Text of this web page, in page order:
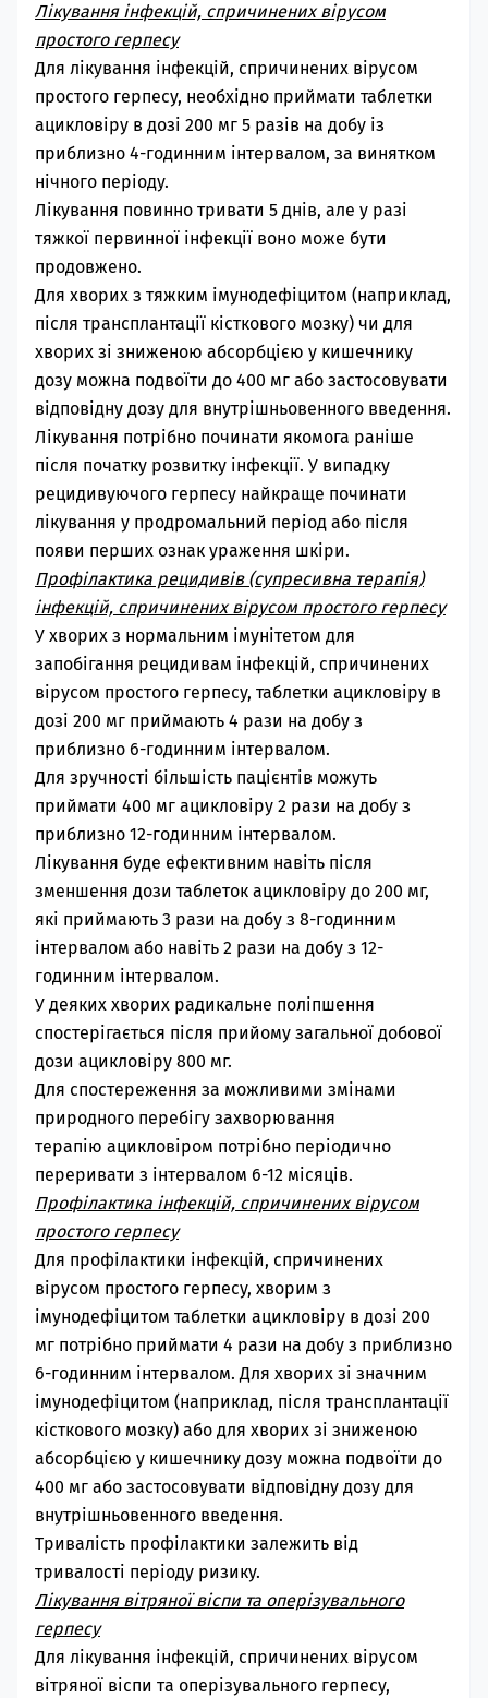
Лікування інфекцій, спричинених вірусом
простого герпесу
Для лікування інфекцій, спричинених вірусом
простого герпесу, необхідно приймати таблетки
ацикловіру в дозі 200 мг 5 разів на добу із
приблизно 4-годинним інтервалом, за винятком
нічного періоду.
Лікування повинно тривати 5 днів, але у разі
тяжкої первинної інфекції воно може бути
продовжено.
Для хворих з тяжким імунодефіцитом (наприклад,
після трансплантації кісткового мозку) чи для
хворих зі зниженою абсорбцією у кишечнику
дозу можна подвоїти до 400 мг або застосовувати
відповідну дозу для внутрішньовенного введення.
Лікування потрібно починати якомога раніше
після початку розвитку інфекції. У випадку
рецидивуючого герпесу найкраще починати
лікування у продромальний період або після
появи перших ознак ураження шкіри.
Профілактика рецидивів (супресивна терапія)
інфекцій, спричинених вірусом простого герпесу
У хворих з нормальним імунітетом для
запобігання рецидивам інфекцій, спричинених
вірусом простого герпесу, таблетки ацикловіру в
дозі 200 мг приймають 4 рази на добу з
приблизно 6-годинним інтервалом.
Для зручності більшість пацієнтів можуть
приймати 400 мг ацикловіру 2 рази на добу з
приблизно 12-годинним інтервалом.
Лікування буде ефективним навіть після
зменшення дози таблеток ацикловіру до 200 мг,
які приймають 3 рази на добу з 8-годинним
інтервалом або навіть 2 рази на добу з 12-
годинним інтервалом.
У деяких хворих радикальне поліпшення
спостерігається після прийому загальної добової
дози ацикловіру 800 мг.
Для спостереження за можливими змінами
природного перебігу захворювання
терапію ацикловіром потрібно періодично
переривати з інтервалом 6-12 місяців.
Профілактика інфекцій, спричинених вірусом
простого герпесу
Для профілактики інфекцій, спричинених
вірусом простого герпесу, хворим з
імунодефіцитом таблетки ацикловіру в дозі 200
мг потрібно приймати 4 рази на добу з приблизно
6-годинним інтервалом. Для хворих зі значним
імунодефіцитом (наприклад, після трансплантації
кісткового мозку) або для хворих зі зниженою
абсорбцією у кишечнику дозу можна подвоїти до
400 мг або застосовувати відповідну дозу для
внутрішньовенного введення.
Тривалість профілактики залежить від
тривалості періоду ризику.
Лікування вітряної віспи та оперізувального
герпесу
Для лікування інфекцій, спричинених вірусом
вітряної віспи тa оперізувального герпесу,